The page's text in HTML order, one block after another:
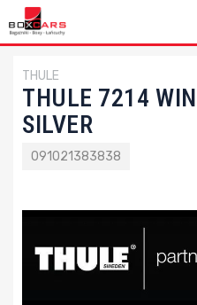
THULE
THULE 7214
SILVER
091021383838